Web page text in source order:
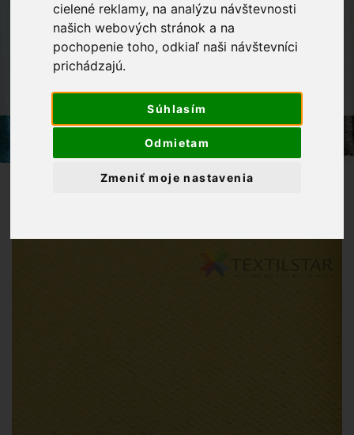
cielené reklamy, na analýzu návštevnosti
našich webových stránok a na
pochopenie toho, odkiaľ naši návštevníci
prichádzajú.
Súhlasím
Odmietam
Zmeniť moje nastavenia
DEKORAČNÉ LÁTKY
ZATEMŇOVACIE ZÁVESY -
BLACKOUT/DIMOUT LÁTKY
UNI128 ŽLTÁ